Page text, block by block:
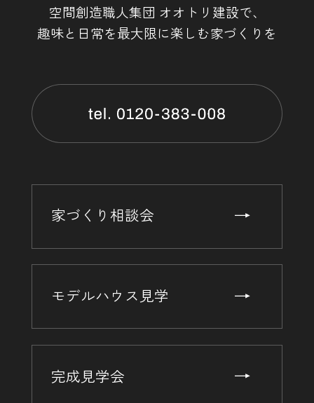
空間創造職人集団 オオトリ建設で、
趣味と日常を最大限に楽しむ家づくりを
家づくり相談会
モデルハウス見学
完成見学会